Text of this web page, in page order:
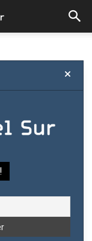
fracasó en